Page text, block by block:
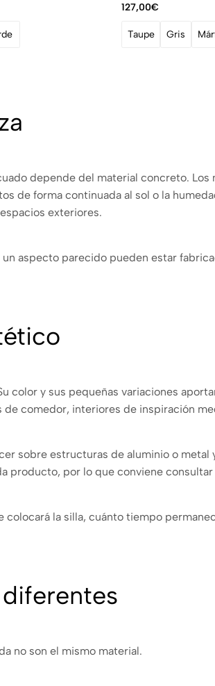
127,00€
Taupe Gris
depende del material concreto.
de forma continuada al sol o la
exteriores.
aspecto parecido pueden estar
color y sus pequeñas variaciones
comedor, interiores de inspiración
sobre estructuras de aluminio o metal
producto, por lo que conviene
la silla, cuánto tiempo
no son el mismo material.